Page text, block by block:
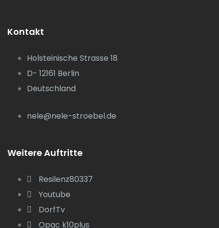
Kontakt
Holsteinische Strasse 18
D- 12161 Berlin
Deutschland
nele@nele-stroebel.de
Weitere Auftritte
Resilenz80337
Youtube
DorfTv
Opac k10plus